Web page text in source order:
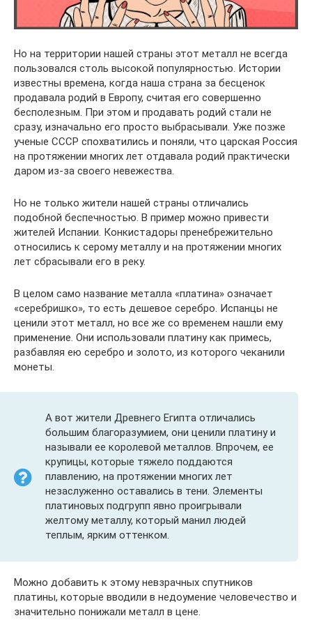
Но на территории нашей страны этот металл не всегда
пользовался столь высокой популярностью. Истории
известны времена, когда наша страна за бесценок
продавала родий в Европу, считая его совершенно
бесполезным. При этом и продавать родий стали не
сразу, изначально его просто выбрасывали. Уже позже
ученые СССР спохватились и поняли, что царская Россия
на протяжении многих лет отдавала родий практически
даром из-за своего невежества.
Но не только жители нашей страны отличались
подобной беспечностью. В пример можно привести
жителей Испании. Конкистадоры пренебрежительно
относились к серому металлу и на протяжении многих
лет сбрасывали его в реку.
В целом само название металла «платина» означает
«серебришко», то есть дешевое серебро. Испанцы не
ценили этот металл, но все же со временем нашли ему
применение. Они использовали платину как примесь,
разбавляя ею серебро и золото, из которого чеканили
монеты.
А вот жители Древнего Египта отличались
большим благоразумием, они ценили платину и
называли ее королевой металлов. Впрочем, ее
крупицы, которые тяжело поддаются
плавлению, на протяжении многих лет
незаслуженно оставались в тени. Элементы
платиновых подгрупп явно проигрывали
желтому металлу, который манил людей
теплым, ярким оттенком.
Можно добавить к этому невзрачных спутников
платины, которые вводили в недоумение человечество и
значительно понижали металл в цене.